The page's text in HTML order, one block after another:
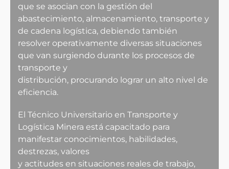
que se asocian con la gestión del
abastecimiento, almacenamiento, transporte y
de cadena logística, debiendo también
resolver operativamente diversas situaciones
que van surgiendo durante los procesos de
transporte y
distribución, procurando lograr un alto nivel de
eficiencia.
El Técnico Universitario en Transporte y
Logística Minera está capacitado para
manifestar conocimientos, habilidades,
destrezas, valores
y actitudes en situaciones reales de trabajo,